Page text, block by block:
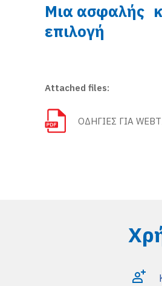
Μια ασφαλής
επιλογή
Attached files:
ΟΔΗΓΙΕΣ ΓΙΑ